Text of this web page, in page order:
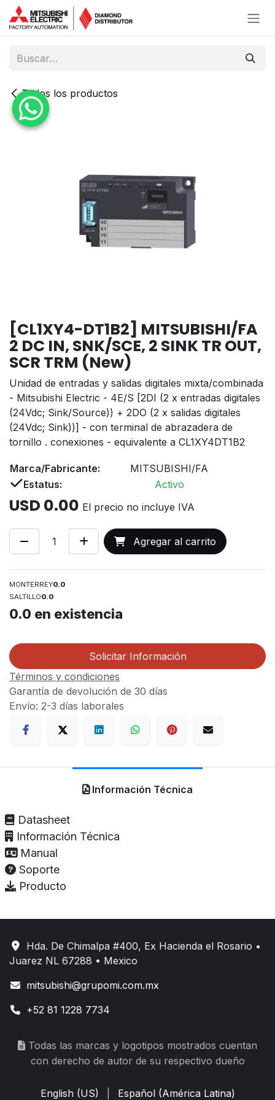
Ir al contenido
Todos los productos
[CL1XY4-DT1B2] MITSUBISHI/FA
2 DC IN, SNK/SCE, 2 SINK TR OUT,
SCR TRM (New)
Unidad de entradas y salidas digitales mixta/combinada
- Mitsubishi Electric - 4E/S [2DI (2 x entradas digitales
(24Vdc; Sink/Source)) + 2DO (2 x salidas digitales
(24Vdc; Sink))] - con terminal de abrazadera de
tornillo . conexiones - equivalente a CL1XY4DT1B2
Marca/Fabricante:
MITSUBISHI/FA
Estatus:
Activo
USD 0.00 El precio no incluye IVA
Agregar al carrito
MONTERREY0.0
SALTILLO0.0
0.0 en existencia
Solicitar Información
Términos y condiciones
Garantía de devolución de 30 días
Envío: 2-3 días laborales
Información Técnica
Datasheet
Información Técnica
Manual
Soporte
Producto
Hda. De Chimalpa #400, Ex Hacienda el Rosario •
Juarez NL 67288 • Mexico
mitsubishi@grupomi.com.mx
+52 81 1228 7734
Todas las marcas y logotipos mostrados cuentan
con derecho de autor de su respectivo dueño
English (US) Español (América Latina)